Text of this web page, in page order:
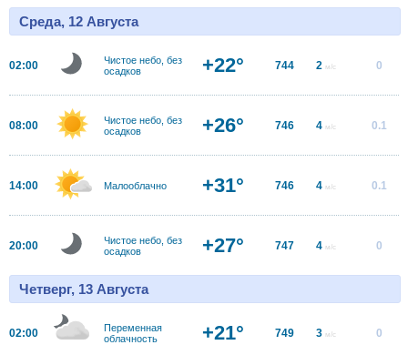
Среда, 12 Августа
02:00
Чистое небо, без
осадков
+22° 744 2 м/с 0
08:00
Чистое небо, без
осадков
+26° 746 4 м/с 0.1
14:00 Малооблачно +31° 746 4 м/с 0.1
20:00
Чистое небо, без
осадков
+27° 747 4 м/с 0
Четверг, 13 Августа
02:00
Переменная
облачность
+21° 749 3 м/с 0